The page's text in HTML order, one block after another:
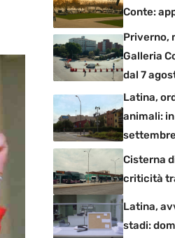
Conte:
Priverno,
Galleria
dal 7
Latina,
animali:
settembre
Cisterna
criticità
Latina,
stadi: